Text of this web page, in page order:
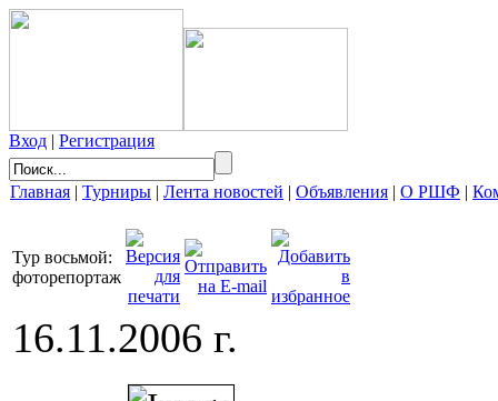
Вход | Регистрация
Главная | Турниры | Лента новостей | Объявления | О РШФ |
Тур восьмой:
фоторепортаж
16.11.2006 г.